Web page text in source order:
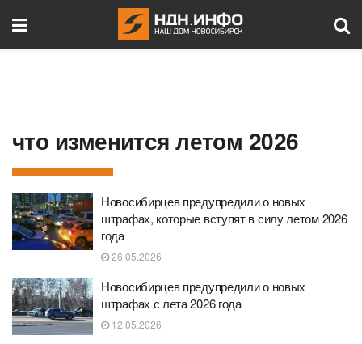
что изменится летом 2026
Новосибирцев предупредили о новых
штрафах, которые вступят в силу летом 2026
года
26.05.2026
Новосибирцев предупредили о новых
штрафах с лета 2026 года
12.05.2026